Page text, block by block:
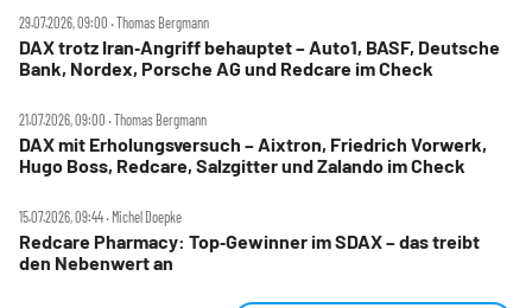
29.07.2026, 09:00 ‧ Thomas Bergmann
DAX trotz Iran‑Angriff behauptet – Auto1, BASF, Deutsche
Bank, Nordex, Porsche AG und Redcare im Check
21.07.2026, 09:00 ‧ Thomas Bergmann
DAX mit Erholungsversuch – Aixtron, Friedrich Vorwerk,
Hugo Boss, Redcare, Salzgitter und Zalando im Check
15.07.2026, 09:44 ‧ Michel Doepke
Redcare Pharmacy: Top‑Gewinner im SDAX – das treibt
den Nebenwert an